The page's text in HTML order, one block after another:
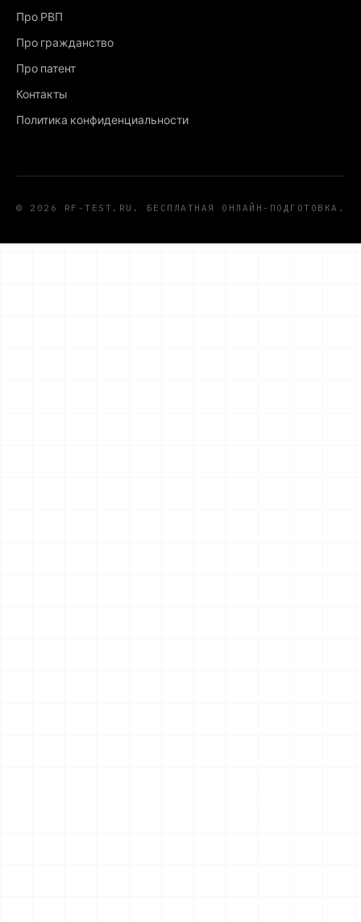
Про РВП
Про гражданство
Про патент
Контакты
Политика конфиденциальности
© 2026 RF-TEST.RU. БЕСПЛАТНАЯ ОНЛАЙН-ПОДГОТОВКА.